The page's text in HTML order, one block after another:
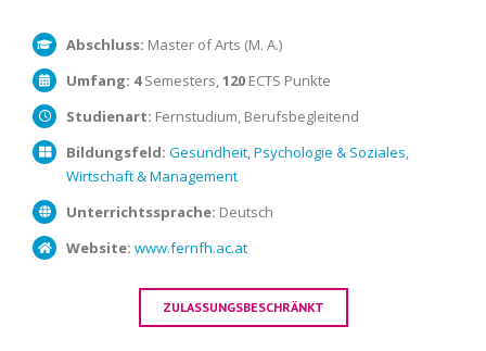
Abschluss: Master of Arts (M. A.)
Umfang: 4Semesters,120 ECTS Punkte
Studienart: Fernstudium, Berufsbegleitend
Bildungsfeld: Gesundheit, Psychologie & Soziales,
Wirtschaft & Management
Unterrichtssprache: Deutsch
Website: www.fernfh.ac.at
ZULASSUNGSBESCHRÄNKT